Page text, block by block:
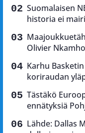
Suomalaisen
historia ei
Olivier
Karhu
koriraudan
Tästäkö
ennätyksiä
Lähde: Dallas